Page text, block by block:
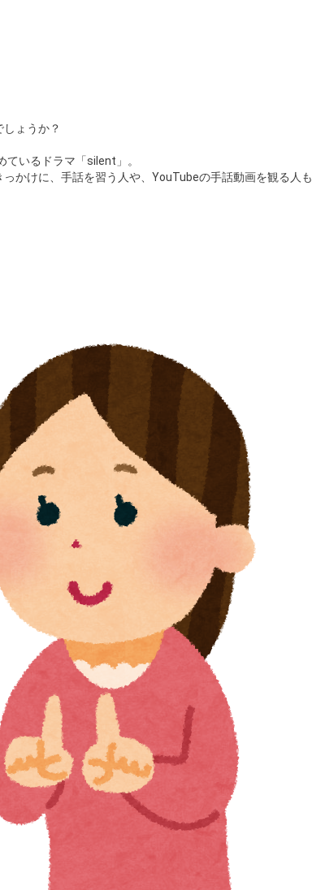
ょうか？
いるドラマ「silent」。
かけに、手話を習う人や、YouTubeの手話動画を観る人も